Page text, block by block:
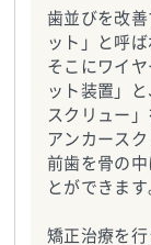
歯並びを改
ット」と呼
そこにワイ
ット装置」
スクリュー
アンカース
前歯を骨の
とができます
矯正治療を